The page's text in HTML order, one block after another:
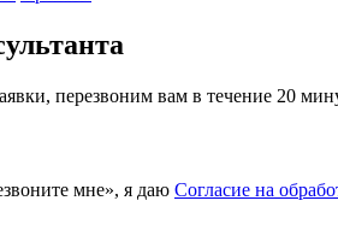
перезвоним вам в течение 20
мне», я даю Согласие на